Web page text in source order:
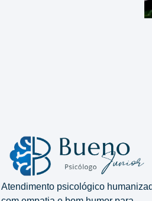
Atendimento psicológico